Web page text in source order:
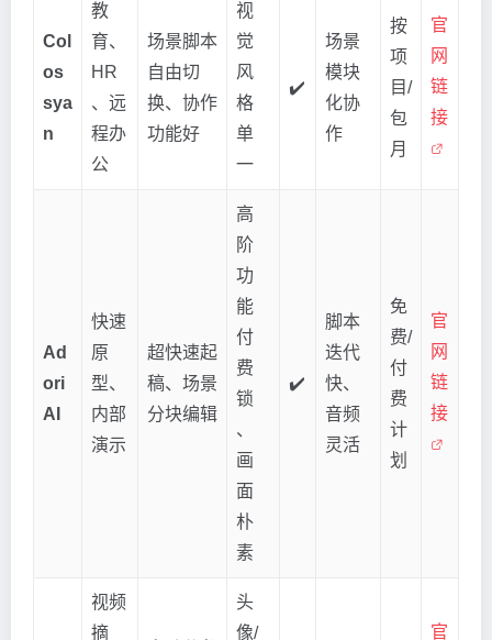
Col
os
sya
n
教
育、
HR
、远
程办
公
场景脚本
自由切
换、协作
功能好
视
觉
风
格
单
一
✔️
场景
模块
化协
作
按
项
目/
包
月
官
网
链
接
Ad
ori
AI
快速
原
型、
内部
演示
超快速起
稿、场景
分块编辑
高
阶
功
能
付
费
锁
、
画
面
朴
素
✔️
脚本
迭代
快、
音频
灵活
免
费/
付
费
计
划
官
网
链
接
视频
摘
头
像/
官